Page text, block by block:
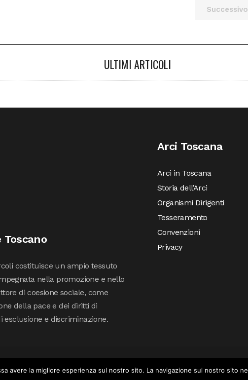
Successivo
ULTIMI ARTICOLI
costituisce un ampio tessuto
nella promozione e nello
di coesione sociale, come
della pace e dei diritti di
e discriminazione.
Arci Toscana
Arci in Toscana
Storia dell’Arci
Organismi Dirigenti
Tesseramento
Convenzioni
Privacy
avere la migliore esperienza sul nostro sito. La navigazione sul nostro sito